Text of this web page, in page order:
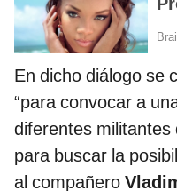
En dicho diálogo se
“para convocar a
diferentes
para buscar la
al compañero